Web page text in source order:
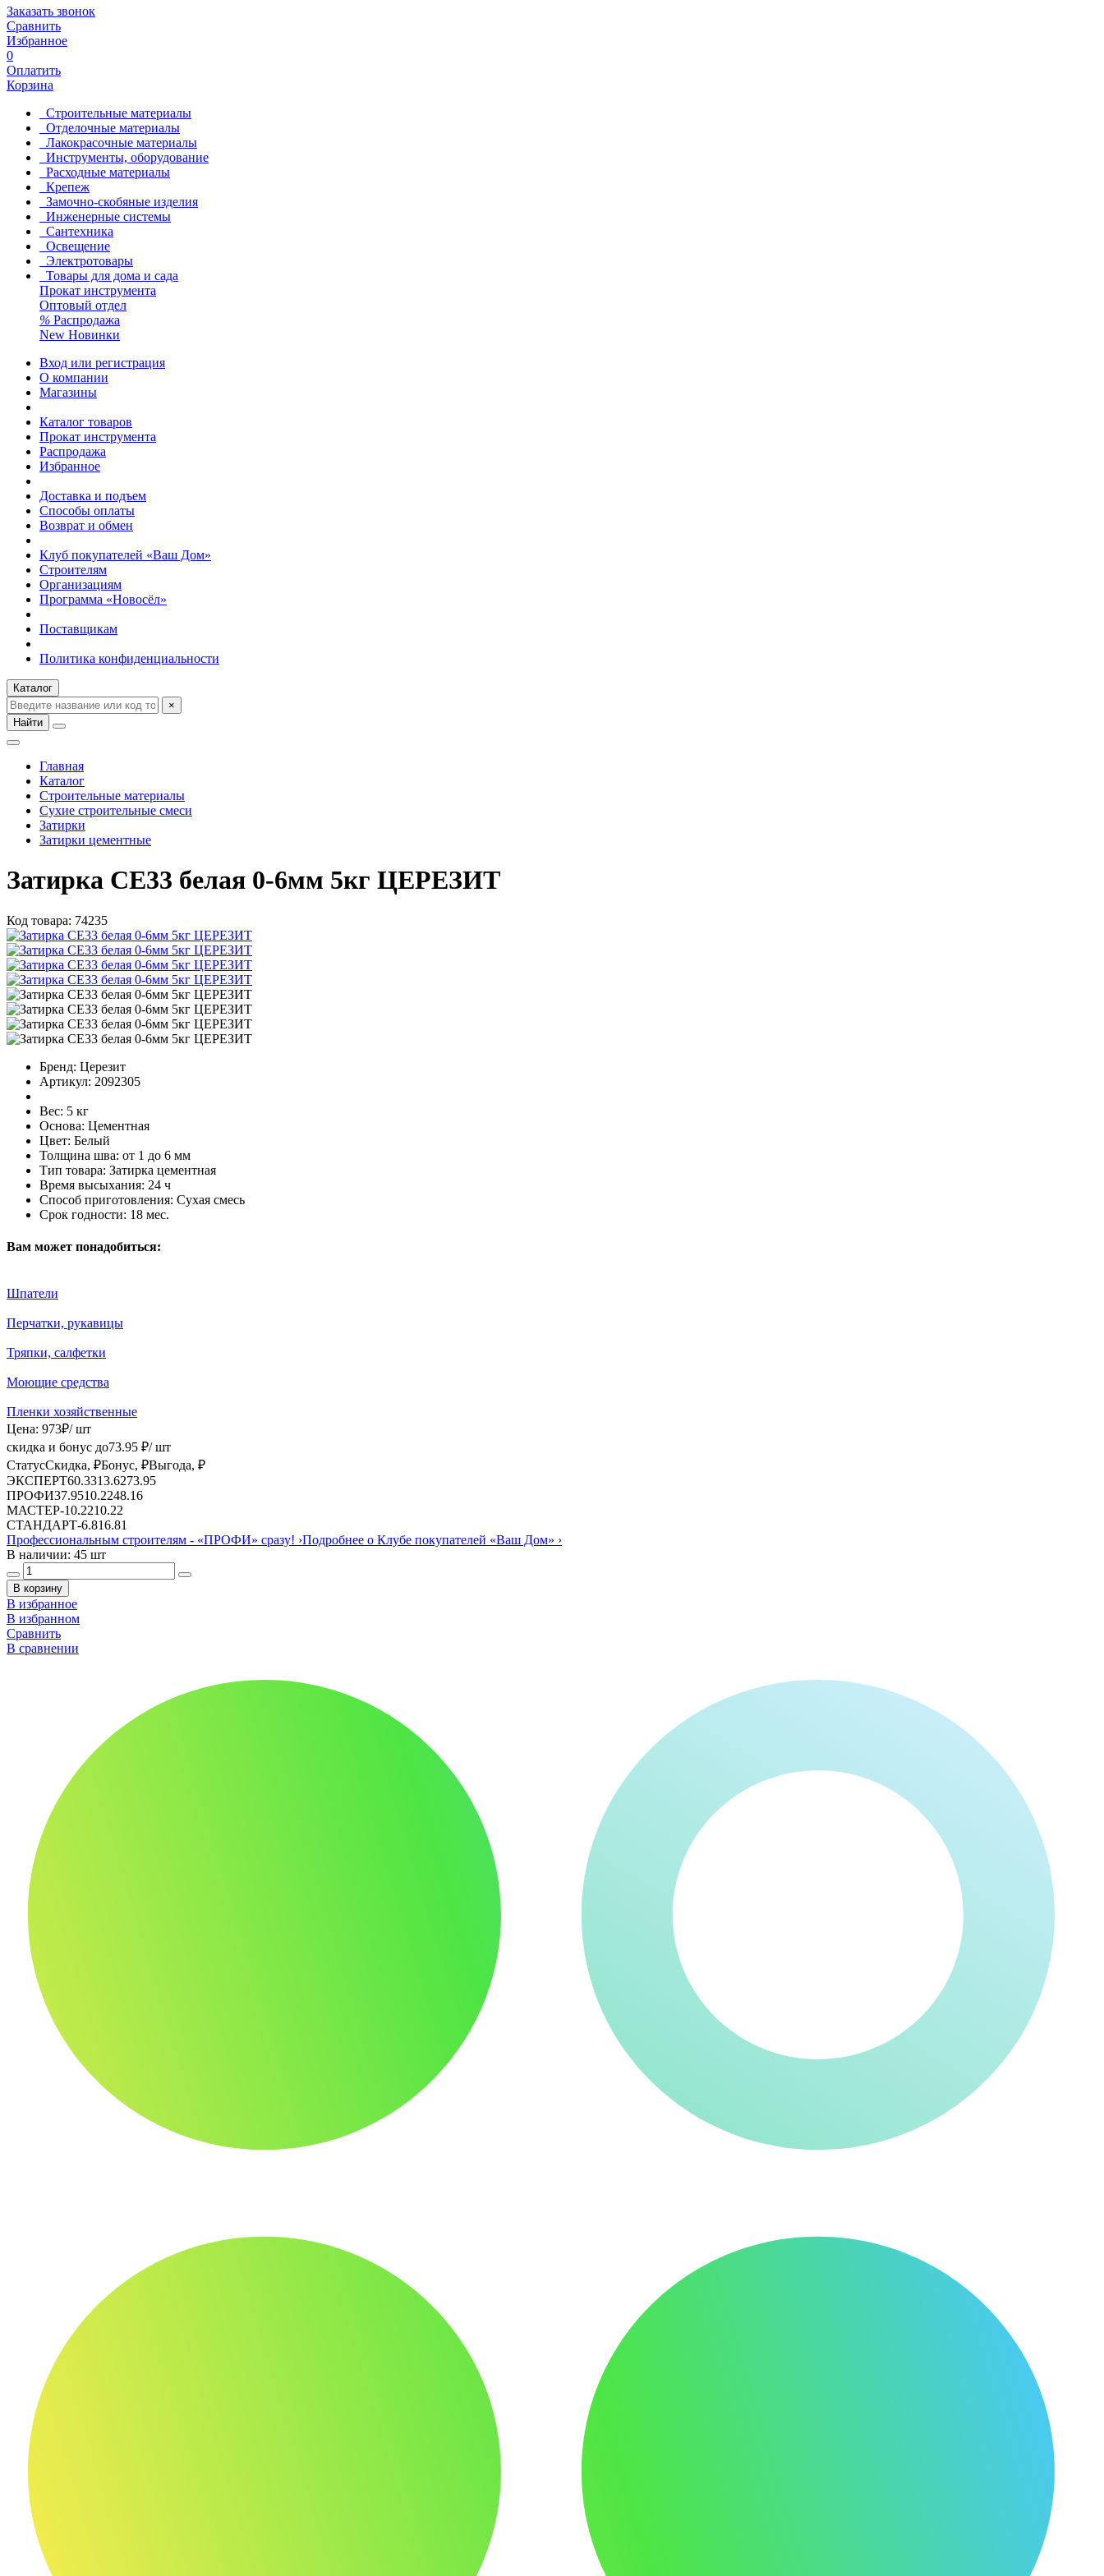
Заказать звонок
Сравнить
Избранное
0
Оплатить
Корзина
Строительные материалы
Отделочные материалы
Лакокрасочные материалы
Инструменты, оборудование
Расходные материалы
Крепеж
Замочно-скобяные изделия
Инженерные системы
Сантехника
Освещение
Электротовары
Товары для дома и сада
Прокат инструмента
Оптовый отдел
% Распродажа
New Новинки
Вход или регистрация
О компании
Магазины
Каталог товаров
Прокат инструмента
Распродажа
Избранное
Доставка и подъем
Способы оплаты
Возврат и обмен
Клуб покупателей «Ваш Дом»
Строителям
Организациям
Программа «Новосёл»
Поставщикам
Политика конфиденциальности
Каталог
×
Найти
Главная
Каталог
Строительные материалы
Сухие строительные смеси
Затирки
Затирки цементные
Затирка СЕ33 белая 0-6мм 5кг ЦЕРЕЗИТ
Код товара: 74235
Бренд: Церезит
Артикул: 2092305
Вес: 5 кг
Основа: Цементная
Цвет: Белый
Толщина шва: от 1 до 6 мм
Тип товара: Затирка цементная
Время высыхания: 24 ч
Способ приготовления: Сухая смесь
Срок годности: 18 мес.
Вам может понадобиться:
Шпатели
Перчатки, рукавицы
Тряпки, салфетки
Моющие средства
Пленки хозяйственные
Цена: 973₽/ шт
скидка и бонус до73.95 ₽/ шт
СтатусСкидка, ₽Бонус, ₽Выгода, ₽
ЭКСПЕРТ60.3313.6273.95
ПРОФИ37.9510.2248.16
МАСТЕР-10.2210.22
СТАНДАРТ-6.816.81
Профессиональным строителям - «ПРОФИ» сразу! ›Подробнее о Клубе покупателей «Ваш Дом» ›
В наличии: 45 шт
В корзину
В избранное
В избранном
Сравнить
В сравнении